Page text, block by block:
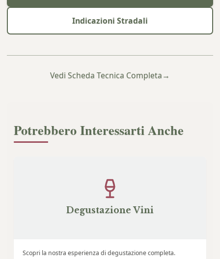
Indicazioni Stradali
Vedi Scheda Tecnica Completa→
Potrebbero Interessarti Anche
Degustazione Vini
Scopri la nostra esperienza di degustazione completa.